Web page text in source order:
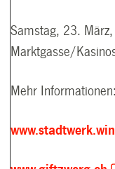
Samstag, 23.
Marktgasse/
Mehr Informationen: